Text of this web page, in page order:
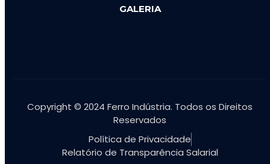
GALERIA
Copyright © 2024 Ferro Indústria. Todos os Direitos
Reservados
Política de Privacidade
Relatório de Transparência Salarial